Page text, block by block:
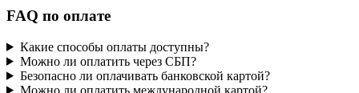
FAQ по оплате
Какие способы оплаты доступны?
Можно ли оплатить через СБП?
Безопасно ли оплачивать банковской картой?
Можно ли оплатить международной картой?